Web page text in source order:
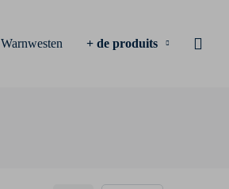
Warnwesten + de produits